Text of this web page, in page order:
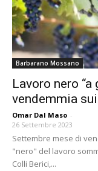
Barbarano Mossano
Lavoro nero
vendemmia
Omar Dal Maso -
26 Settembre 2023
Settembre mese di
"nero" del lavoro
Colli Berici,...